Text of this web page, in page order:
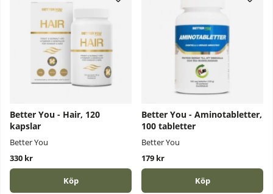
Better You - Hair, 120
kapslar
Better You
330 kr
Köp
Better You - Aminotabletter,
100 tabletter
Better You
179 kr
Köp